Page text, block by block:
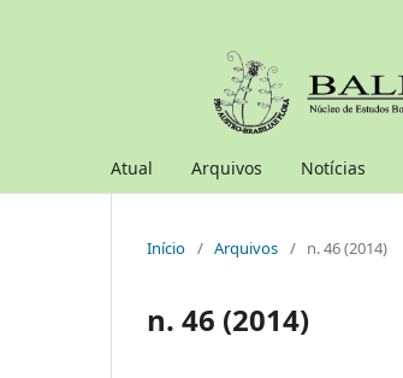
Atual Arquivos Notícias
Início / Arquivos / n. 46 (2014)
n. 46 (2014)